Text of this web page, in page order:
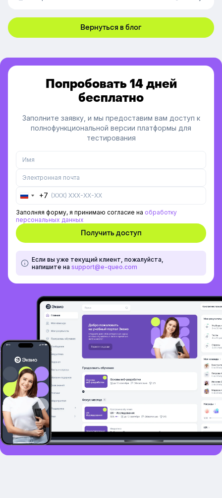
платформы.
Вернуться в блог
Попробовать 14 дней
бесплатно
Заполните заявку, и мы предоставим вам доступ к
полнофункциональной версии платформы для
тестирования
Russia
+7
Заполняя форму, я принимаю согласие на обработку
персональных данных
Если вы уже текущий клиент, пожалуйста,
напишите на support@e-queo.com